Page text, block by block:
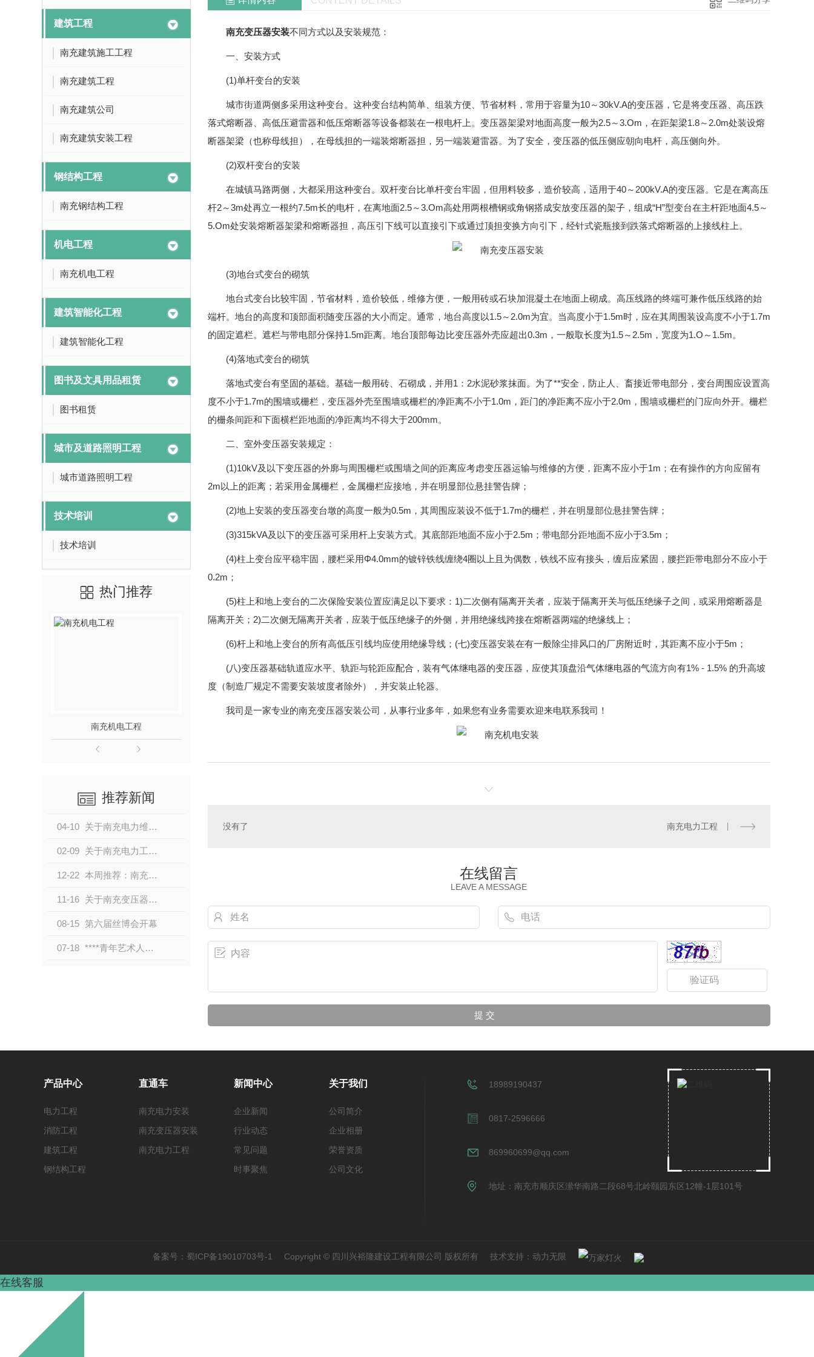
建筑工程
南充建筑施工工程
南充建筑工程
南充建筑公司
南充建筑安装工程
钢结构工程
南充钢结构工程
机电工程
南充机电工程
建筑智能化工程
建筑智能化工程
图书及文具用品租赁
图书租赁
城市及道路照明工程
城市道路照明工程
技术培训
技术培训
热门推荐
南充机电工程
推荐新闻
04-10 关于南充电力维修常识
02-09 关于南充电力工程和输变电工程资质的区别和联系
12-22 本周推荐：南充电力工程小知识
11-16 关于南充变压器安装技术
08-15 第六届丝博会开幕
07-18 ****青年艺术人才展演拉开帷幕
南充变压器安装不同方式以及安装规范：
一、安装方式
(1)单杆变台的安装
城市街道两侧多采用这种变台。这种变台结构简单、组装方便、节省材料，常用于容量为10～30kV.A的变压器，它是将变压器、高压跌
落式熔断器、高低压避雷器和低压熔断器等设备都装在一根电杆上。变压器架梁对地面高度一般为2.5～3.Om，在距架梁1.8～2.0m处装设熔
断器架梁（也称母线担），在母线担的一端装熔断器担，另一端装避雷器。为了安全，变压器的低压侧应朝向电杆，高压侧向外。
(2)双杆变台的安装
在城镇马路两侧，大都采用这种变台。双杆变台比单杆变台牢固，但用料较多，造价较高，适用于40～200kV.A的变压器。它是在离高压
杆2～3m处再立一根约7.5m长的电杆，在离地面2.5～3.Om高处用两根槽钢或角钢搭成安放变压器的架子，组成“H”型变台在主杆距地面4.5～
5.Om处安装熔断器架梁和熔断器担，高压引下线可以直接引下或通过顶担变换方向引下，经针式瓷瓶接到跌落式熔断器的上接线柱上。
(3)地台式变台的砌筑
地台式变台比较牢固，节省材料，造价较低，维修方便，一般用砖或石块加混凝土在地面上砌成。高压线路的终端可兼作低压线路的始
端杆。地台的高度和顶部面积随变压器的大小而定。通常，地台高度以1.5～2.0m为宜。当高度小于1.5m时，应在其周围装设高度不小于1.7m
的固定遮栏。遮栏与带电部分保持1.5m距离。地台顶部每边比变压器外壳应超出0.3m，一般取长度为1.5～2.5m，宽度为1.O～1.5m。
(4)落地式变台的砌筑
落地式变台有坚固的基础。基础一般用砖、石砌成，并用1：2水泥砂浆抹面。为了**安全，防止人、畜接近带电部分，变台周围应设置高
度不小于1.7m的围墙或栅栏，变压器外壳至围墙或栅栏的净距离不小于1.0m，距门的净距离不应小于2.0m，围墙或栅栏的门应向外开。栅栏
的栅条间距和下面横栏距地面的净距离均不得大于200mm。
二、室外变压器安装规定：
(1)10kV及以下变压器的外廓与周围栅栏或围墙之间的距离应考虑变压器运输与维修的方便，距离不应小于1m；在有操作的方向应留有
2m以上的距离；若采用金属栅栏，金属栅栏应接地，并在明显部位悬挂警告牌；
(2)地上安装的变压器变台墩的高度一般为0.5m，其周围应装设不低于1.7m的栅栏，并在明显部位悬挂警告牌；
(3)315kVA及以下的变压器可采用杆上安装方式。其底部距地面不应小于2.5m；带电部分距地面不应小于3.5m；
(4)柱上变台应平稳牢固，腰栏采用Φ4.0mm的镀锌铁线缠绕4圈以上且为偶数，铁线不应有接头，缠后应紧固，腰拦距带电部分不应小于
0.2m；
(5)柱上和地上变台的二次保险安装位置应满足以下要求：1)二次侧有隔离开关者，应装于隔离开关与低压绝缘子之间，或采用熔断器是
隔离开关；2)二次侧无隔离开关者，应装于低压绝缘子的外侧，并用绝缘线跨接在熔断器两端的绝缘线上；
(6)杆上和地上变台的所有高低压引线均应使用绝缘导线；(七)变压器安装在有一般除尘排风口的厂房附近时，其距离不应小于5m；
(八)变压器基础轨道应水平、轨距与轮距应配合，装有气体继电器的变压器，应使其顶盘沿气体继电器的气流方向有1% - 1.5% 的升高坡
度（制造厂规定不需要安装坡度者除外），并安装止轮器。
我司是一家专业的南充变压器安装公司，从事行业多年，如果您有业务需要欢迎来电联系我司！
没有了 南充电力工程
在线留言
LEAVE A MESSAGE
产品中心
电力工程
消防工程
建筑工程
钢结构工程
直通车
南充电力安装
南充变压器安装
南充电力工程
新闻中心
企业新闻
行业动态
常见问题
时事聚焦
关于我们
公司简介
企业相册
荣誉资质
公司文化
18989190437
0817-2596666
869960699@qq.com
地址：南充市顺庆区潆华南路二段68号北岭颐园东区12幢-1层101号
备案号： 蜀ICP备19010703号-1 Copyright © 四川兴裕隆建设工程有限公司 版权所有 技术支持： 动力无限
在线客服